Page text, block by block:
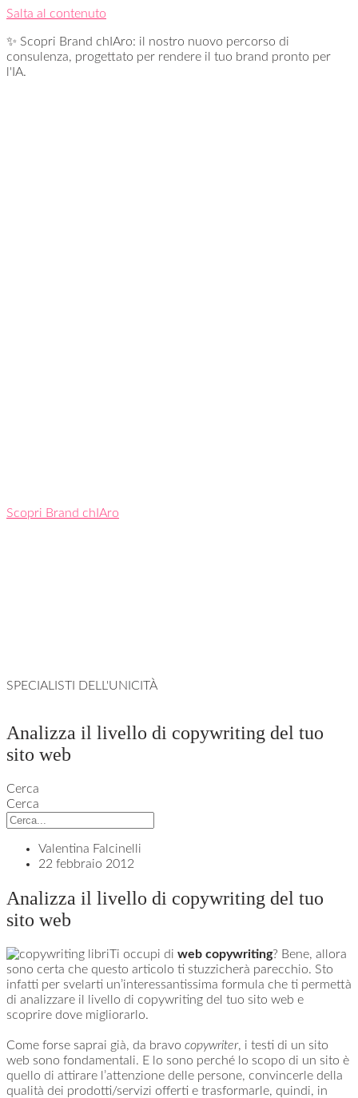
Salta al contenuto
✨ Scopri Brand chIAro: il nostro nuovo percorso di
consulenza, progettato per rendere il tuo brand pronto per
l'IA.
Scopri Brand chIAro
SPECIALISTI DELL'UNICITÀ
Analizza il livello di copywriting del tuo
sito web
Cerca
Cerca
Valentina Falcinelli
22 febbraio 2012
Analizza il livello di copywriting del tuo
sito web
Ti occupi di web copywriting? Bene, allora
sono certa che questo articolo ti stuzzicherà parecchio. Sto
infatti per svelarti un’interessantissima formula che ti permettà
di analizzare il livello di copywriting del tuo sito web e
scoprire dove migliorarlo.
Come forse saprai già, da bravo copywriter, i testi di un sito
web sono fondamentali. E lo sono perché lo scopo di un sito è
quello di attirare l’attenzione delle persone, convincerle della
qualità dei prodotti/servizi offerti e trasformarle, quindi, in